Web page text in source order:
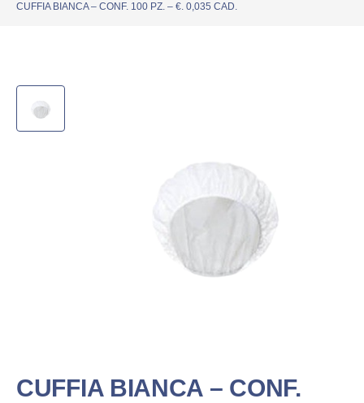
CUFFIA BIANCA – CONF. 100 PZ. – €. 0,035 CAD.
CUFFIA BIANCA – CONF.